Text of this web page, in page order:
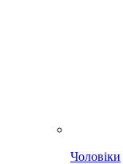
Чоловіки